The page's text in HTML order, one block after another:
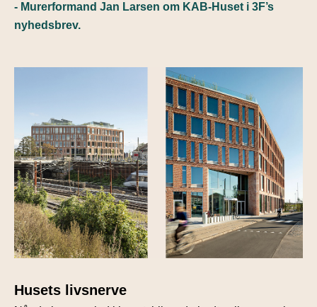
- Murerformand Jan Larsen om KAB-Huset i 3F’s
nyhedsbrev.
Husets livsnerve